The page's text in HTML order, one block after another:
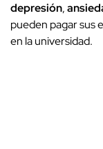
depresión,
pueden pagar sus
en la universidad.